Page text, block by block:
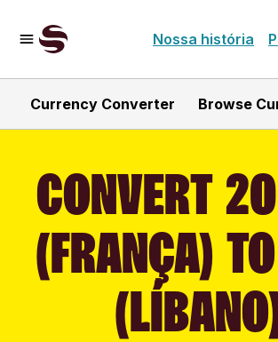
Nossa história
Currency Converter Browse
CONVERT
(FRANÇA)